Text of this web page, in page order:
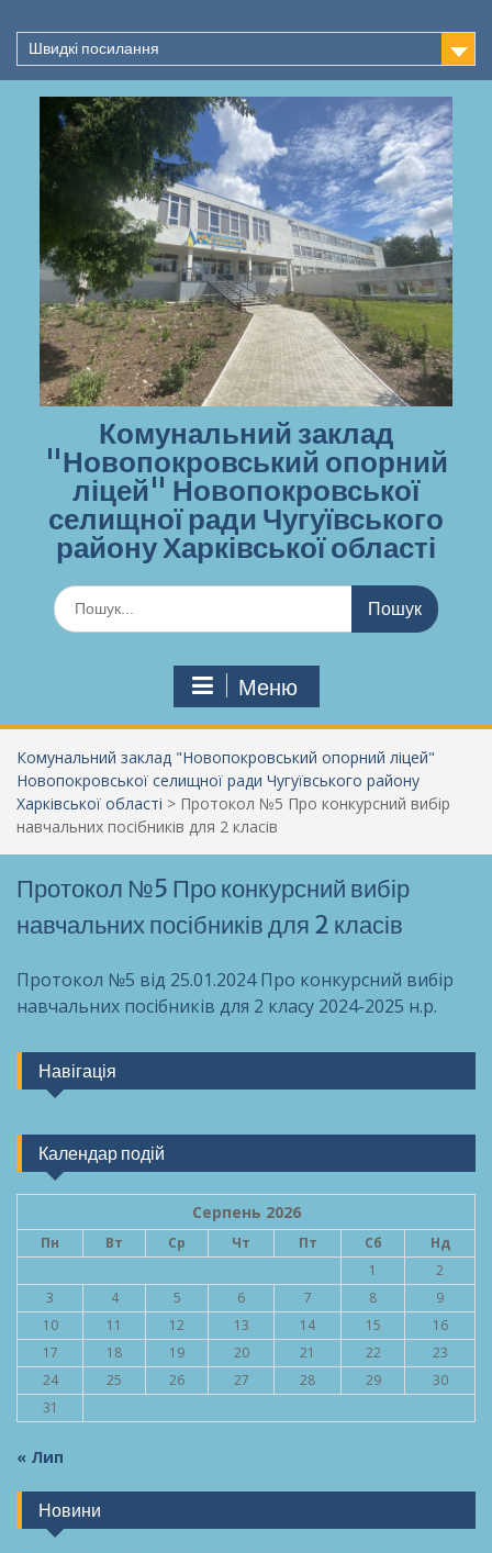
до
вмістуШвидкі посилання
Комунальний заклад
"Новопокровський опорний
ліцей" Новопокровської
селищної ради Чугуївського
району Харківської області
Шукати:
Меню
Комунальний заклад "Новопокровський опорний ліцей"
Новопокровської селищної ради Чугуївського району
Харківської області > Протокол №5 Про конкурсний вибір
навчальних посібників для 2 класів
Протокол №5 Про конкурсний вибір
навчальних посібників для 2 класів
Протокол №5 від 25.01.2024 Про конкурсний вибір
навчальних посібників для 2 класу 2024-2025 н.р.
Навігація
Календар подій
Серпень 2026
Пн Вт Ср Чт Пт Сб
Нд
1
2
3
4 5 6 7 8
9
10
11 12 13 14 15
16
17
18 19 20 21 22
23
24
25 26 27 28 29
30
31
« Лип
Новини